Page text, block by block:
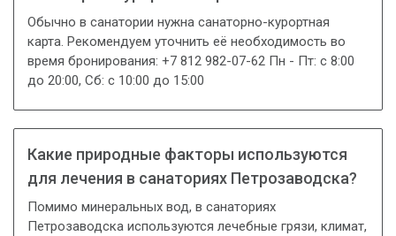
Обычно в санатории нужна санаторно-курортная
карта. Рекомендуем уточнить её необходимость во
время бронирования: +7 812 982-07-62 Пн - Пт: с 8:00
до 20:00, Сб: с 10:00 до 15:00
Какие природные факторы используются
для лечения в санаториях Петрозаводска?
Помимо минеральных вод, в санаториях
Петрозаводска используются лечебные грязи, климат,